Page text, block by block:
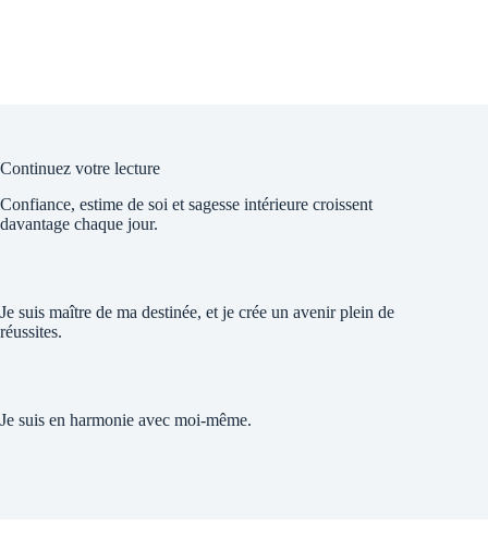
Continuez votre lecture
Confiance, estime de soi et sagesse intérieure croissent
davantage chaque jour.
Je suis maître de ma destinée, et je crée un avenir plein de
réussites.
Je suis en harmonie avec moi-même.